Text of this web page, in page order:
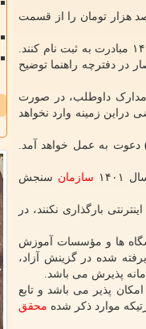
سریال ۱۲ کاراکتری ثبت نام آزمون به مبلغ ۱۰۰۰۰۰۰ ریال معادل صد هزار تومان را از قسمت
به داوطلبان سفارش می شود بعد از مطالعه دقیق دفترچه راهنمای ثبت نام و شرکت در آزمون ورودی اختصاصی ۱۴۰۱ مبادرت به ثبت نام کنند.
به اختصار در دفترچه راهنما توضیح
مدارک داوطلب، در صورت
زمینه وارد نخواهد
دعوت به عمل خواهد آمد.
سازمان سنجش
بارگذاری نکنند، در
ها و مؤسسات آموزش
کسب حداقل ۸۰ درصد نمره آخرین فرد پذیرفته شده در گزینش آزاد،
پذیرش می باشد.
پذیر می باشد و تابع
موارد ذکر شده محقق